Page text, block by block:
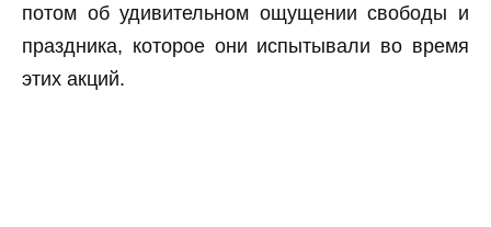
потом об удивительном ощущении свободы и
праздника, которое они испытывали во время
этих акций.